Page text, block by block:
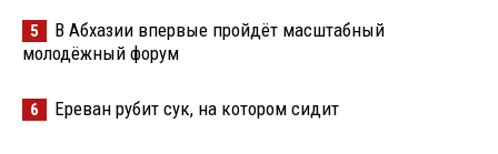
5
В Абхазии впервые пройдёт масштабный
молодёжный форум
6 Ереван рубит сук, на котором сидит